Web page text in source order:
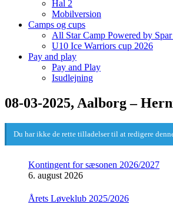
Hal 2
Mobilversion
Camps og cups
All Star Camp Powered by
U10 Ice Warriors cup 2026
Pay and play
Pay and Play
Isudlejning
08-03-2025, Aalborg –
Du har ikke de rette tilladelser til at redigere
Kontingent for sæsonen 2026/2027
6. august 2026
Årets Løveklub 2025/2026